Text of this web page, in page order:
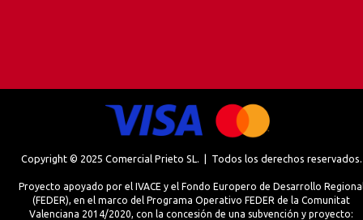
Copyright © 2025 Comercial Prieto SL. | Todos los derechos reservados.
Proyecto apoyado por el IVACE y el Fondo Europero de Desarrollo
(FEDER), en el marco del Programa Operativo FEDER de la Comunitat
Valenciana 2014/2020, con la concesión de una subvención y proyecto: